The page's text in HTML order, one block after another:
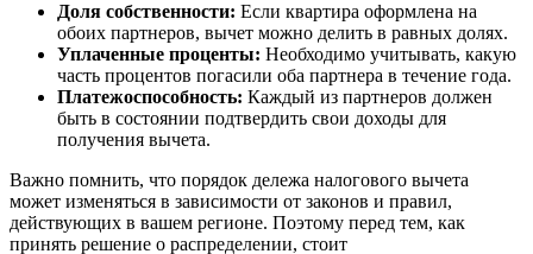
Доля собственности: Если квартира оформлена на
обоих партнеров, вычет можно делить в равных долях.
Уплаченные проценты: Необходимо учитывать, какую
часть процентов погасили оба партнера в течение года.
Платежоспособность: Каждый из партнеров должен
быть в состоянии подтвердить свои доходы для
получения вычета.
Важно помнить, что порядок дележа налогового вычета
может изменяться в зависимости от законов и правил,
действующих в вашем регионе. Поэтому перед тем, как
принять решение о распределении, стоит